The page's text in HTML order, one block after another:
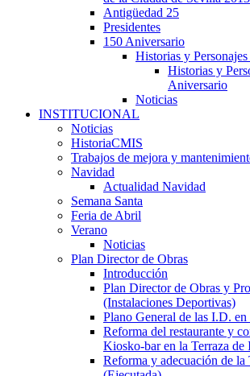
Antigüedad 25
Presidentes
150 Aniversario
Historias y
Historias y
Aniversario
Noticias
INSTITUCIONAL
Noticias
HistoriaCMIS
Trabajos de mejora y
Navidad
Actualidad Navidad
Semana Santa
Feria de Abril
Verano
Noticias
Plan Director de Obras
Introducción
Plan Director de Obras y
(Instalaciones Deportivas)
Plano General de las I.D. en
Reforma del restaurante y
Kiosko-bar en la Terraza de
Reforma y adecuación de la